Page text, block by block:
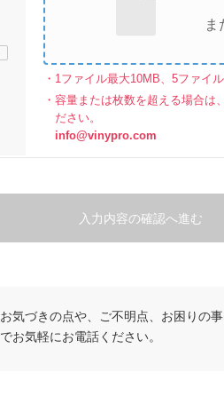
ま
1ファイル最大10MB、5ファイ
容量または枚数を超える場合は
ださい。
info@vinypro.com
入力内容の確認へ進む
お気づきの点や、ご不明点、お困りの
でお気軽にお電話ください。